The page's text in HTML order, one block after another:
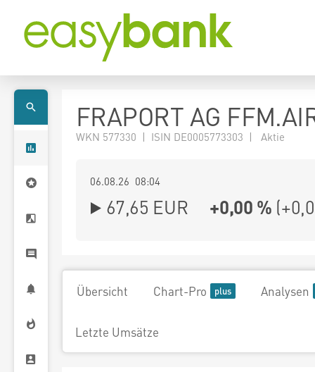
FRAPORT AG
WKN 577330 | ISIN DE0005773303 | Aktie
06.08.26 08:04
67,65 EUR +0,00 % (
Übersicht Chart-Pro Analysen
Letzte Umsätze